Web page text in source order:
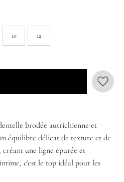
10 12
brodée autrichienne et
équilibre délicat de texture et de
créant une ligne épurée et
c'est le top idéal pour les